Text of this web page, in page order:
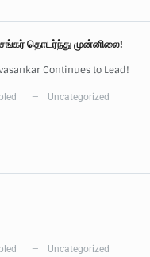
தொடர்ந்து முன்னிலை!
Continues to Lead!
— Uncategorized
— Uncategorized